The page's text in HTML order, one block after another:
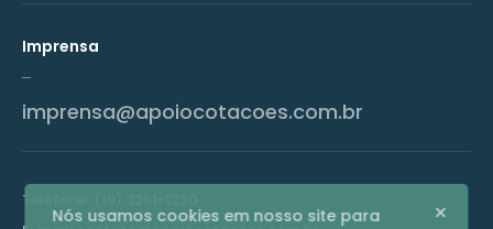
Imprensa
imprensa@apoiocotacoes.com.br
Telefone: (19) 3251-1220
Nós usamos cookies em nosso site para